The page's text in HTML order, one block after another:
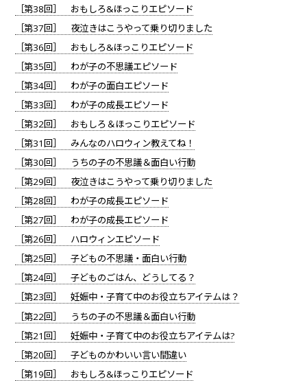
［第38回］ おもしろ&ほっこりエピソード
［第37回］ 夜泣きはこうやって乗り切りました
［第36回］ おもしろ&ほっこりエピソード
［第35回］ わが子の不思議エピソード
［第34回］ わが子の面白エピソード
［第33回］ わが子の成長エピソード
［第32回］ おもしろ＆ほっこりエピソード
［第31回］ みんなのハロウィン教えてね！
［第30回］ うちの子の不思議＆面白い行動
［第29回］ 夜泣きはこうやって乗り切りました
［第28回］ わが子の成長エピソード
［第27回］ わが子の成長エピソード
［第26回］ ハロウィンエピソード
［第25回］ 子どもの不思議・面白い行動
［第24回］ 子どものごはん、どうしてる？
［第23回］ 妊娠中・子育て中のお役立ちアイテムは？
［第22回］ うちの子の不思議＆面白い行動
［第21回］ 妊娠中・子育て中のお役立ちアイテムは?
［第20回］ 子どものかわいい言い間違い
［第19回］ おもしろ&ほっこりエピソード